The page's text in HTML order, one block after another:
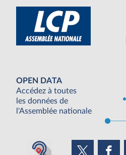
OPEN DATA
Accédez à toutes
les données de
l'Assemblée nationale